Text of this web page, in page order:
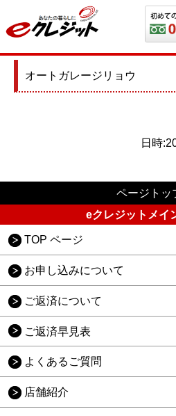
オートガレージリョウ
日時
ページトッ
eクレジットメイ
TOP ページ
お申し込みについて
ご返済について
ご返済早見表
よくあるご質問
店舗紹介